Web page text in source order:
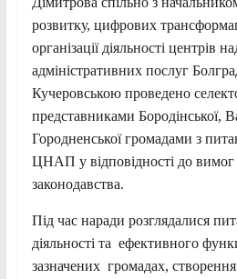
розвитку, цифрових
організації діяльності центрів
адміністративних послуг
Кучеровською проведено
представниками Бородінської,
Городненської громадами з
ЦНАП у відповідності до
законодавства.
Під час наради розглядалися
діяльності та ефективного
зазначених громадах,